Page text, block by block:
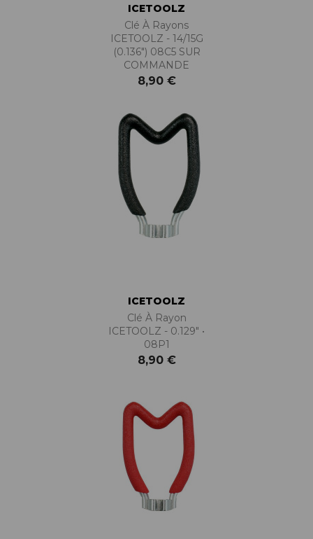
ICETOOLZ
Clé À Rayons
ICETOOLZ - 14/15G
(0.136") 08C5 SUR
COMMANDE
8,90 €
ICETOOLZ
Clé À Rayon
ICETOOLZ - 0.129" •
08P1
8,90 €